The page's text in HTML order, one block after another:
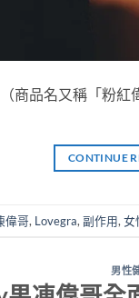
商品名又稱「粉
CONTINUE
偉哥, Lovegra, 副作用, 女
男性